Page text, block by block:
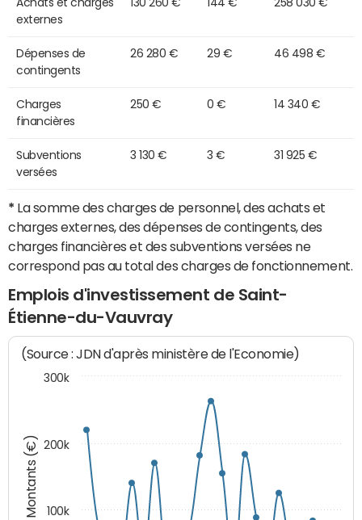
Achats et charges
externes
130 260 € 144 € 258 030 €
Dépenses de
contingents
26 280 € 29 € 46 498 €
Charges
financières
250 € 0 € 14 340 €
Subventions
versées
3 130 € 3 € 31 925 €
* La somme des charges de personnel, des achats et
charges externes, des dépenses de contingents, des
charges financières et des subventions versées ne
correspond pas au total des charges de fonctionnement.
Emplois d'investissement de Saint-
Étienne-du-Vauvray
Montants (€)
(Source : JDN d'après ministère de l'Economie)
100k
200k
300k